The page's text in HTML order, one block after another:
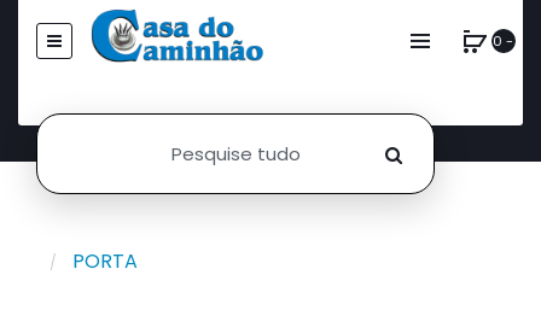
0 -
PORTA